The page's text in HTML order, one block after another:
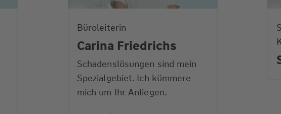
Büroleiterin
Carina Friedrichs
Schadenslösungen sind mein
Spezialgebiet. Ich kümmere
mich um Ihr Anliegen.